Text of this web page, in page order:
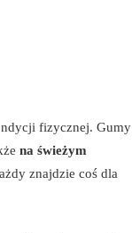
fizycznej. Gumy
na świeżym
znajdzie coś dla